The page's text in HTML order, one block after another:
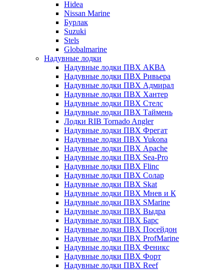
Hidea
Nissan Marine
Бурлак
Suzuki
Stels
Globalmarine
Надувные лодки
Надувные лодки ПВХ АКВА
Надувные лодки ПВХ Ривьера
Надувные лодки ПВХ Адмирал
Надувные лодки ПВХ Хантер
Надувные лодки ПВХ Стелс
Надувные лодки ПВХ Таймень
Лодки RIB Tornado Angler
Надувные лодки ПВХ Фрегат
Надувные лодки ПВХ Yukona
Надувные лодки ПВХ Apache
Надувные лодки ПВХ Sea-Pro
Надувные лодки ПВХ Flinc
Надувные лодки ПВХ Солар
Надувные лодки ПВХ Skat
Надувные лодки ПВХ Мнев и К
Надувные лодки ПВХ SMarine
Надувные лодки ПВХ Выдра
Надувные лодки ПВХ Барс
Надувные лодки ПВХ Посейдон
Надувные лодки ПВХ ProfMarine
Надувные лодки ПВХ Феникс
Надувные лодки ПВХ Форт
Надувные лодки ПВХ Reef